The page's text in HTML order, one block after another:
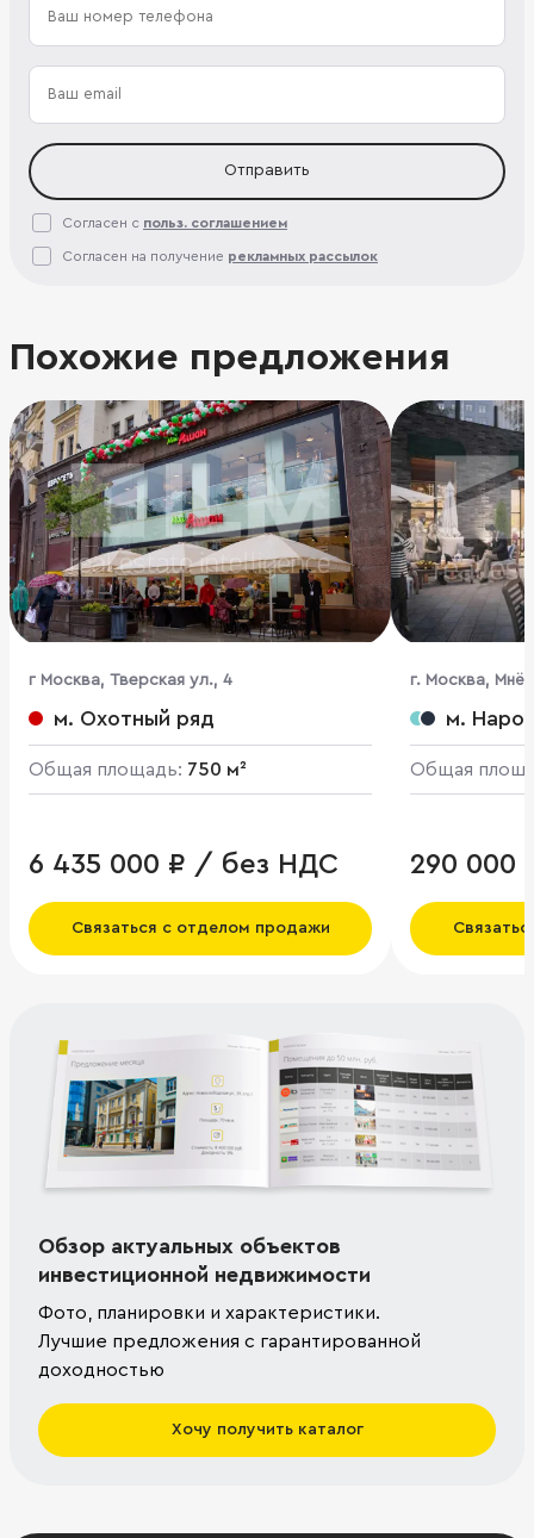
Отправить
Согласен с польз. соглашением
Согласен на получение рекламных рассылок
Похожие предложения
г Москва, Тверская ул., 4
м. Охотный ряд
Общая площадь: 750 м²
6 435 000 ₽ / без НДС
Связаться с отделом продажи
г. Москва,
м.
Общая
290
Обзор актуальных объектов
инвестиционной недвижимости
Фото, планировки и характеристики.
Лучшие предложения с гарантированной
доходностью
Хочу получить каталог